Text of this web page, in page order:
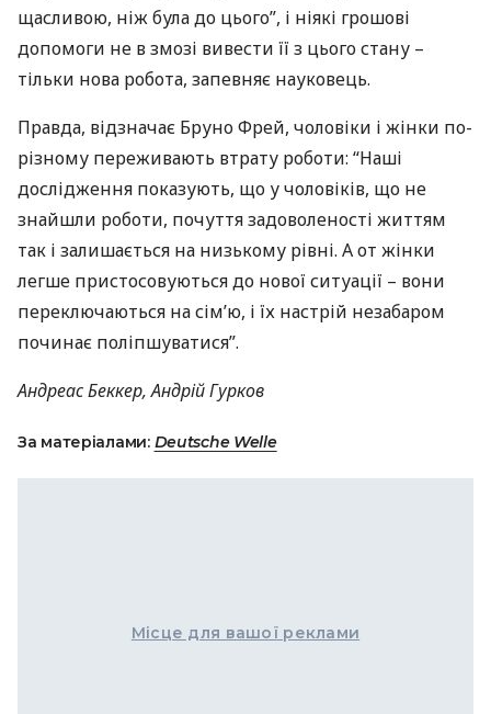
щасливою, ніж була до цього”, і ніякі грошові
допомоги не в змозі вивести її з цього стану –
тільки нова робота, запевняє науковець.
Правда, відзначає Бруно Фрей, чоловіки і жінки по-
різному переживають втрату роботи: “Наші
дослідження показують, що у чоловіків, що не
знайшли роботи, почуття задоволеності життям
так і залишається на низькому рівні. А от жінки
легше пристосовуються до нової ситуації – вони
переключаються на сім’ю, і їх настрій незабаром
починає поліпшуватися”.
Андреас Беккер, Андрій Гурков
За матеріалами: Deutsche Welle
Місце для вашої реклами